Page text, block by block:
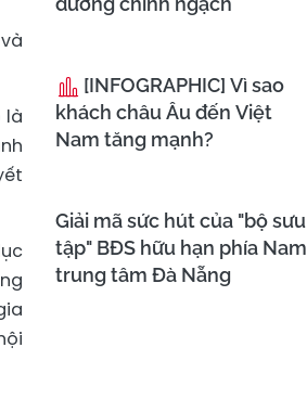
là
[INFOGRAPHIC] Vì sao
khách châu Âu đến Việt
Nam tăng mạnh?
Giải mã sức hút của "bộ sưu
tập" BĐS hữu hạn phía Nam
trung tâm Đà Nẵng